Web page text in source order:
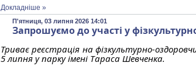
Докладніше »
П'ятниця, 03 липня 2026 14:01
Запрошуємо до участі у
Триває реєстрація на фізкультурно-
5 липня у парку імені Тараса Шевченка.